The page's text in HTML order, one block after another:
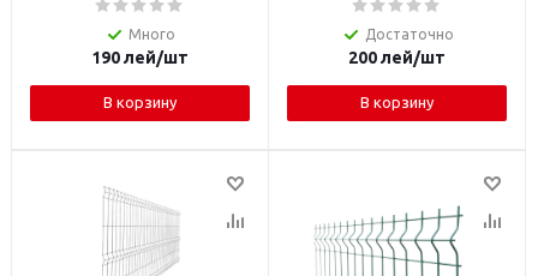
Много
190лей/шт
В корзину
Достаточно
200лей/шт
В корзину